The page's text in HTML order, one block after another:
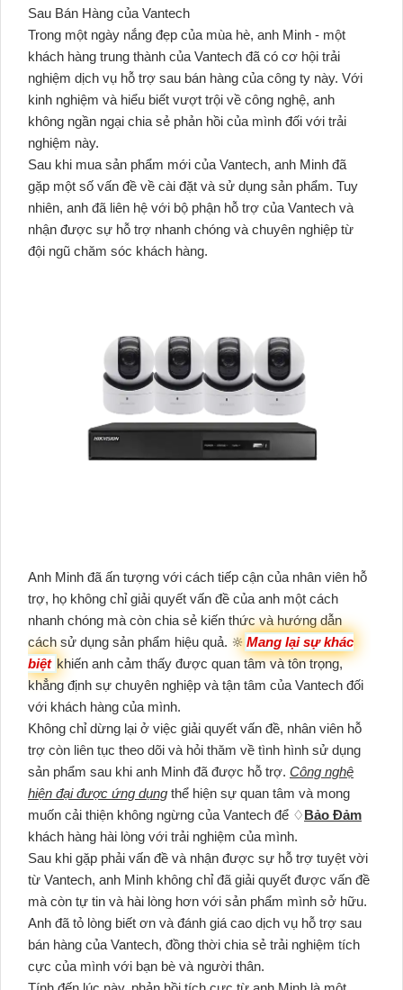
Sau Bán Hàng của Vantech
Trong một ngày nắng đẹp của mùa hè, anh Minh - một
khách hàng trung thành của Vantech đã có cơ hội trải
nghiệm dịch vụ hỗ trợ sau bán hàng của công ty này. Với
kinh nghiệm và hiểu biết vượt trội về công nghệ, anh
không ngần ngại chia sẻ phản hồi của mình đối với trải
nghiệm này.
Sau khi mua sản phẩm mới của Vantech, anh Minh đã
gặp một số vấn đề về cài đặt và sử dụng sản phẩm. Tuy
nhiên, anh đã liên hệ với bộ phận hỗ trợ của Vantech và
nhận được sự hỗ trợ nhanh chóng và chuyên nghiệp từ
đội ngũ chăm sóc khách hàng.
Anh Minh đã ấn tượng với cách tiếp cận của nhân viên hỗ
trợ, họ không chỉ giải quyết vấn đề của anh một cách
nhanh chóng mà còn chia sẻ kiến thức và hướng dẫn
cách sử dụng sản phẩm hiệu quả. 🔆 Mang lại sự khác
biệt khiến anh cảm thấy được quan tâm và tôn trọng,
khẳng định sự chuyên nghiệp và tận tâm của Vantech đối
với khách hàng của mình.
Không chỉ dừng lại ở việc giải quyết vấn đề, nhân viên hỗ
trợ còn liên tục theo dõi và hỏi thăm về tình hình sử dụng
sản phẩm sau khi anh Minh đã được hỗ trợ. Công nghệ
hiện đại được ứng dụng thể hiện sự quan tâm và mong
muốn cải thiện không ngừng của Vantech để ♢Bảo Đảm
khách hàng hài lòng với trải nghiệm của mình.
Sau khi gặp phải vấn đề và nhận được sự hỗ trợ tuyệt vời
từ Vantech, anh Minh không chỉ đã giải quyết được vấn đề
mà còn tự tin và hài lòng hơn với sản phẩm mình sở hữu.
Anh đã tỏ lòng biết ơn và đánh giá cao dịch vụ hỗ trợ sau
bán hàng của Vantech, đồng thời chia sẻ trải nghiệm tích
cực của mình với bạn bè và người thân.